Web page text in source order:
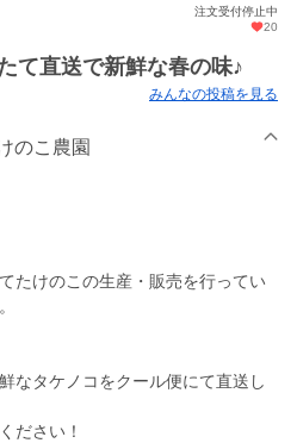
注文受付停止中
20
て直送で新鮮な春の味♪
みんなの投稿を見る
のこ農園
たけのこの生産・販売を行ってい
なタケノコをクール便にて直送し
ださい！